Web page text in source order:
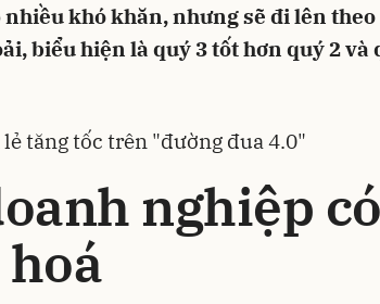
khó khăn, nhưng sẽ đi lên
biểu hiện là quý 3 tốt hơn quý 2 và
lẻ tăng tốc trên "đường đua 4.0"
nghiệp